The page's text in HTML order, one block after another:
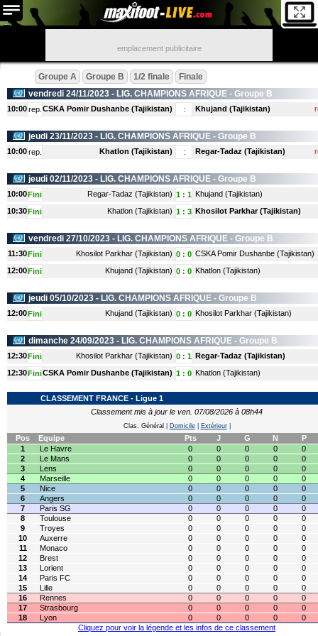
emplacement publicitaire
Groupe A Groupe B 1/2 finale
Finale
vendredi 24/11/2023 - LIG. CHAMPIONS AFRIQUE - Groupe B
10:00rep. CSKA Pomir Dushanbe (Tajikistan) : Khujand (Tajikistan)
jeudi 23/11/2023 - LIG. CHAMPIONS AFRIQUE - Groupe B
10:00rep. Khatlon (Tajikistan) : Regar-Tadaz (Tajikistan)
jeudi 02/11/2023 - LIG. CHAMPIONS AFRIQUE - Groupe B
10:00 Fini Regar-Tadaz (Tajikistan) 1 : 1 Khujand (Tajikistan)
10:30 Fini Khatlon (Tajikistan) 1 : 3 Khosilot Parkhar (Tajikistan)
vendredi 27/10/2023 - LIG. CHAMPIONS AFRIQUE - Groupe B
11:30 Fini Khosilot Parkhar (Tajikistan) 0 : 0 CSKA Pomir Dushanbe (Tajikistan)
12:00 Fini Khujand (Tajikistan) 0 : 0 Khatlon (Tajikistan)
jeudi 05/10/2023 - LIG. CHAMPIONS AFRIQUE - Groupe B
12:00 Fini Khujand (Tajikistan) 0 : 0 Khosilot Parkhar (Tajikistan)
dimanche 24/09/2023 - LIG. CHAMPIONS AFRIQUE - Groupe B
12:30 Fini Khosilot Parkhar (Tajikistan) 0 : 1 Regar-Tadaz (Tajikistan)
12:30 FiniCSKA Pomir Dushanbe (Tajikistan) 1 : 0 Khatlon (Tajikistan)
CLASSEMENT FRANCE - Ligue 1
Classement mis à jour le ven. 07/08/2026 à 08h44
Clas. Général Domicile| Extérieur|
Pos Equipe Pts J G N
P
1
Le Havre 0 0 0 0
0
2
Le Mans 0 0 0 0
0
3
Lens 0 0 0 0
0
4
Marseille 0 0 0 0
0
5
Nice 0 0 0 0
0
6
Angers 0 0 0 0
0
7
Paris SG 0 0 0 0
0
8
Toulouse 0 0 0 0
0
9
Troyes 0 0 0 0
0
10
Auxerre 0 0 0 0
0
11
Monaco 0 0 0 0
0
12
Brest 0 0 0 0
0
13
Lorient 0 0 0 0
0
14
Paris FC 0 0 0 0
0
15
Lille 0 0 0 0
0
16
Rennes 0 0 0 0
0
17
Strasbourg 0 0 0 0
0
18
Lyon 0 0 0 0
0
Cliquez pour voir la légende et les infos de ce classement